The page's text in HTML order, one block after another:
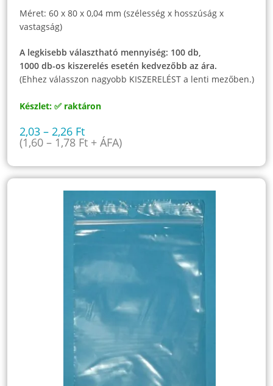
Méret: 60 x 80 x 0,04 mm (szélesség x hosszúság x
vastagság)
A legkisebb választható mennyiség: 100 db,
1000 db-os kiszerelés esetén kedvezőbb az ára.
(Ehhez válasszon nagyobb KISZERELÉST a lenti mezőben.)
Készlet: ✅ raktáron
2,03–2,26 Ft
(1,60– 1,78 Ft + ÁFA)